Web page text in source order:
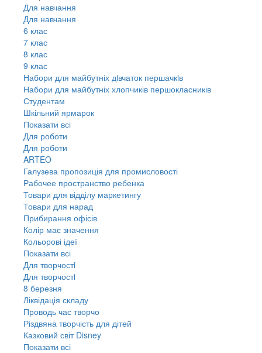
Для навчання
Для навчання
6 клас
7 клас
8 клас
9 клас
Набори для майбутніх дiвчаток першачкiв
Набори для майбутніх хлопчиків першокласників
Студентам
Шкільний ярмарок
Показати всі
Для роботи
Для роботи
ARTEO
Галузева пропозиція для промисловості
Рабочее пространство ребенка
Товари для відділу маркетингу
Товари для нарад
Прибирання офісів
Колір має значення
Кольорові ідеї
Показати всі
Для творчостi
Для творчостi
8 березня
Ліквідація складу
Проводь час творчо
Різдвяна творчість для дітей
Казковий світ Disney
Показати всі